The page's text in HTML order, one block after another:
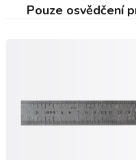
Pouze osvědčení